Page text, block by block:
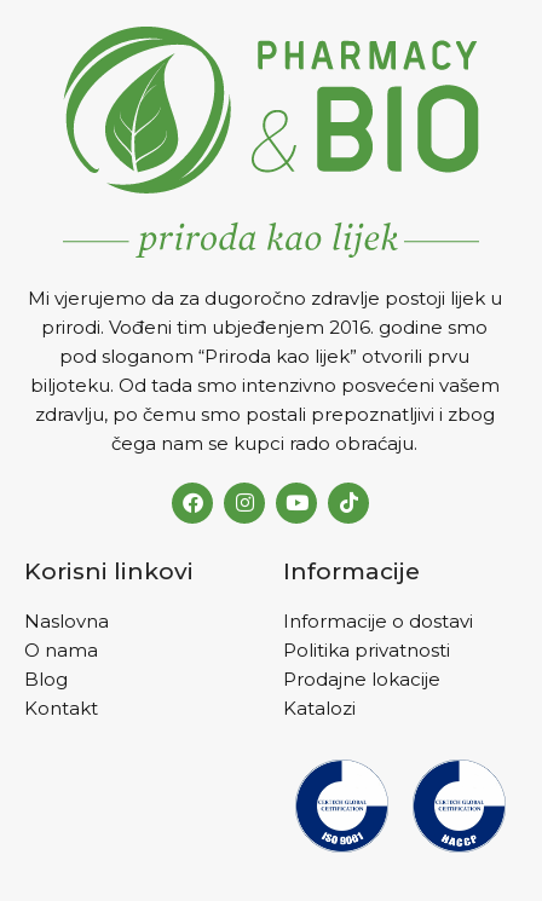
sistema, povećanju energije
, sintezi proteina i pozitivno
utječe na funkciju mišića.
zdravlje organizma.
Mi vjerujemo da za dugoročno zdravlje postoji lijek u
prirodi. Vođeni tim ubjeđenjem 2016. godine smo
pod sloganom “Priroda kao lijek” otvorili prvu
biljoteku. Od tada smo intenzivno posvećeni vašem
zdravlju, po čemu smo postali prepoznatljivi i zbog
čega nam se kupci rado obraćaju.
Korisni linkovi
Naslovna
O nama
Blog
Kontakt
Informacije
Informacije o dostavi
Politika privatnosti
Prodajne lokacije
Katalozi